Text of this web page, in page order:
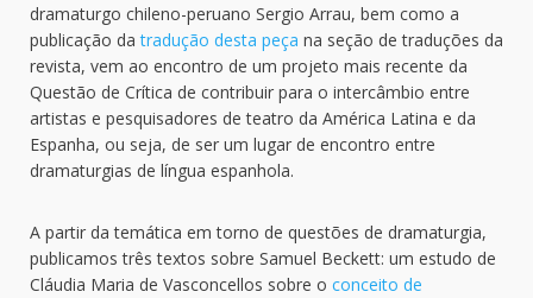
dramaturgo chileno-peruano Sergio Arrau, bem como a
publicação datradução desta peça na seção de traduções da
revista, vem ao encontro de um projeto mais recente da
Questão de Crítica de contribuir para o intercâmbio entre
artistas e pesquisadores de teatro da América Latina e da
Espanha, ou seja, de ser um lugar de encontro entre
dramaturgias de língua espanhola.
A partir da temática em torno de questões de dramaturgia,
publicamos três textos sobre Samuel Beckett: um estudo de
Cláudia Maria de Vasconcellos sobre o conceito de